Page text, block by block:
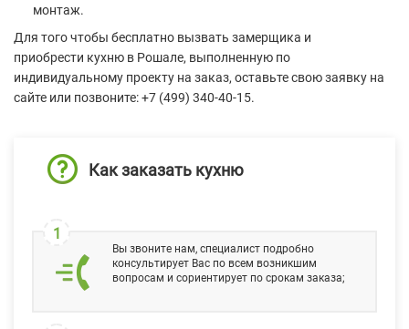
монтаж.
Для того чтобы бесплатно вызвать замерщика и
приобрести кухню в Рошале, выполненную по
индивидуальному проекту на заказ, оставьте свою заявку на
сайте или позвоните: +7 (499) 340-40-15.
Как заказать кухню
1
Вы звоните нам, специалист подробно
консультирует Вас по всем возникшим
вопросам и сориентирует по срокам заказа;